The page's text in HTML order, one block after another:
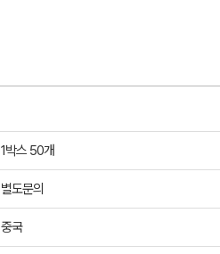
1박스 50개
별도문의
중국